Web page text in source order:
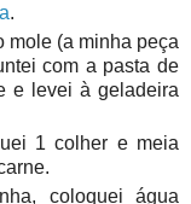
.
mole (a minha peça
com a pasta de
e levei à geladeira
1 colher e meia
coloquei água